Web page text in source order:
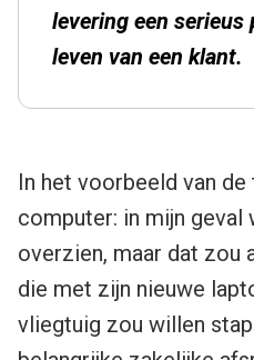
levering een
leven van een klant.
In het voorbeeld van
computer: in mijn geval
overzien, maar dat zou
die met zijn nieuwe
vliegtuig zou willen